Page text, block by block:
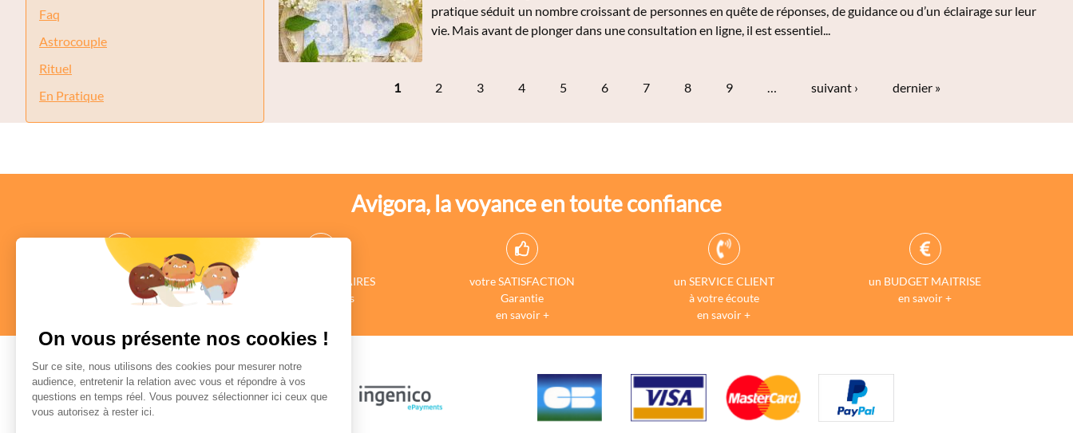
Faq
Astrocouple
Rituel
En Pratique
pratique séduit un nombre croissant de personnes en quête de réponses, de guidance ou d’un éclairage sur leur
vie. Mais avant de plonger dans une consultation en ligne, il est essentiel...
1 2 3 4 5 6 7 8 9 … suivant › dernier »
Avigora, la voyance en toute confiance
des CONSEILLERS
au profil vérifié
des COMMENTAIRES
Authentiques
votre SATISFACTION
Garantie
en savoir +
un SERVICE CLIENT
à votre écoute
en savoir +
un BUDGET MAITRISE
en savoir +
Paiement sécurisé
On vous présente nos cookies !
Sur ce site, nous utilisons des cookies pour mesurer notre
audience, entretenir la relation avec vous et répondre à vos
questions en temps réel. Vous pouvez sélectionner ici ceux que
vous autorisez à rester ici.